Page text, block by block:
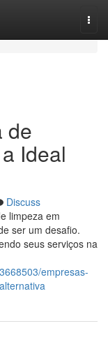
de
Ideal
Discuss
limpeza em
ser um desafio.
seus serviços na
empresas-